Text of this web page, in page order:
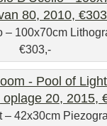
– 100x70cm
€303,-
42x30cm